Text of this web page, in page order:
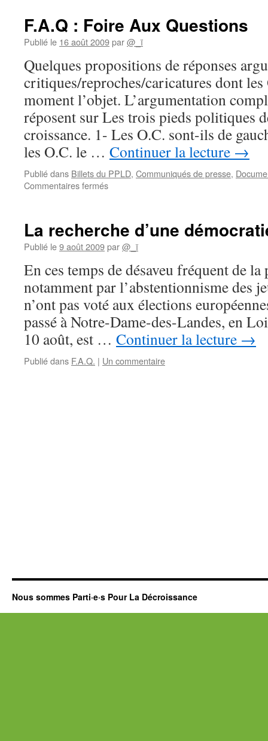
par
F.A.Q : Foire Aux Questions
Publié le 16 août 2009par@_ï
Quelques propositions de réponses
critiques/reproches/caricatures dont les
moment l’objet. L’argumentation
réposent sur Les trois pieds politiques
croissance. 1- Les O.C. sont-ils de
les O.C. le … Continuer la lecture →
Publié dans Billets du PPLD, Communiqués de presse,
Commentaires ferméssur
Aux
Questions
La recherche d’une
Publié le9 août 2009par@_ï
En ces temps de désaveu fréquent de
notamment par l’abstentionnisme des
n’ont pas voté aux élections
passé à Notre-Dame-des-Landes, en
10 août, est … Continuer la lecture →
Publié dans F.A.Q. | Un commentaire
Nous sommes Parti·e·s Pour La Décroissance